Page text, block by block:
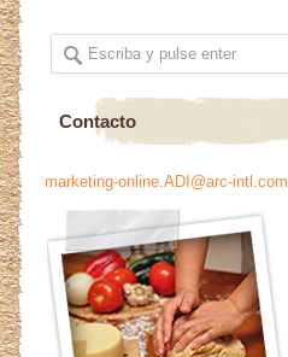
Contacto
marketing-online.ADI@arc-intl.com